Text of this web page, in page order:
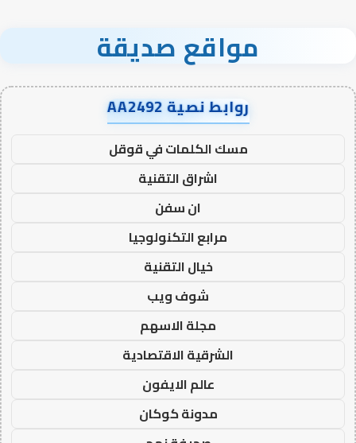
مواقع صديقة
روابط نصية AA2492
مسك الكلمات في قوقل
اشراق التقنية
ان سفن
مرابع التكنولوجيا
خيال التقنية
شوف ويب
مجلة الاسهم
الشرقية الاقتصادية
عالم الايفون
مدونة كوكان